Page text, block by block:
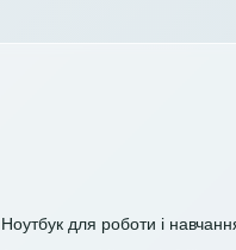
Ноутбук для роботи і